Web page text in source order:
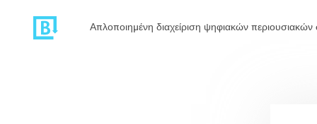
Απλοποιημένη διαχείριση ψηφιακών περιουσιακών